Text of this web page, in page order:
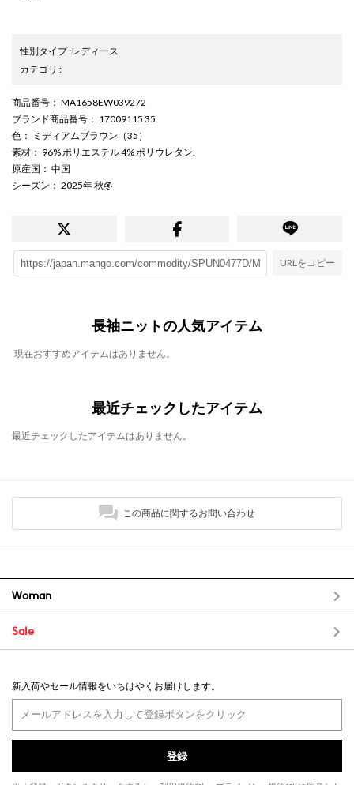
性別タイプ:レディース
カテゴリ :
商品番号 ： MA1658EW039272
ブランド商品番号 ： 17009115 35
色 ： ミディアムブラウン（35）
素材 ： 96% ポリエステル 4% ポリウレタン.
原産国 ： 中国
シーズン ： 2025年 秋冬
URLをコピー
長袖ニットの人気アイテム
現在おすすめアイテムはありません。
最近チェックしたアイテム
最近チェックしたアイテムはありません。
この商品に関するお問い合わせ
Woman
Sale
新入荷やセール情報をいちはやくお届けします。
登録